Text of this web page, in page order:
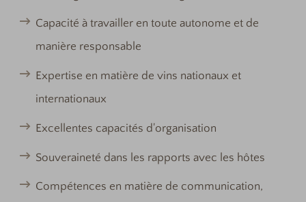
Capacité à travailler en toute autonome et de
manière responsable
Expertise en matière de vins nationaux et
internationaux
Excellentes capacités d'organisation
Souveraineté dans les rapports avec les hôtes
Compétences en matière de communication,